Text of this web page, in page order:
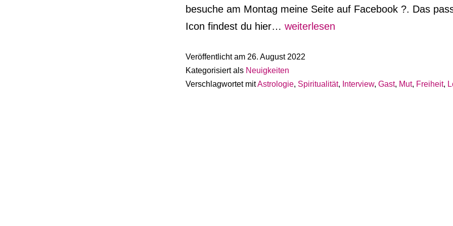
besuche am Montag meine Seite auf Facebook ?. Das
Icon findest du hier… Zu
im
weiterlesen
Veröffentlicht am 26. August 2022
Kategorisiert als Neuigkeiten
Verschlagwortet mitAstrologie, Spiritualität, Interview, Gast, Mut, Freiheit,